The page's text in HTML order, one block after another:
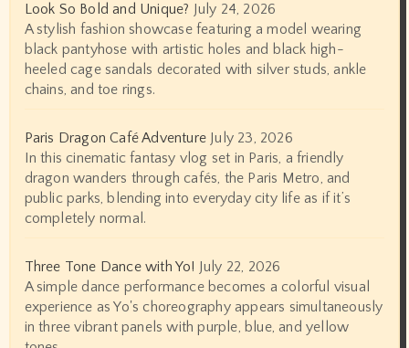
Look So Bold and Unique? July 24, 2026
A stylish fashion showcase featuring a model wearing
black pantyhose with artistic holes and black high-
heeled cage sandals decorated with silver studs, ankle
chains, and toe rings.
Paris Dragon Café Adventure July 23, 2026
In this cinematic fantasy vlog set in Paris, a friendly
dragon wanders through cafés, the Paris Metro, and
public parks, blending into everyday city life as if it’s
completely normal.
Three Tone Dance with Yo! July 22, 2026
A simple dance performance becomes a colorful visual
experience as Yo's choreography appears simultaneously
in three vibrant panels with purple, blue, and yellow